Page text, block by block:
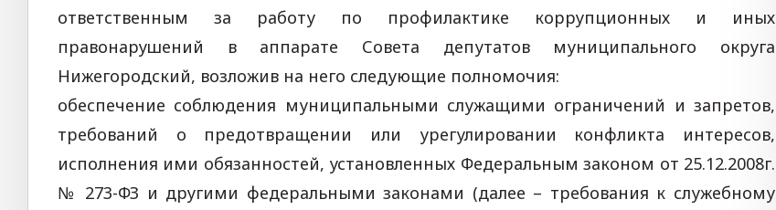
ответственным за работу по профилактике коррупционных и иных
правонарушений в аппарате Совета депутатов муниципального округа
Нижегородский, возложив на него следующие полномочия:
обеспечение соблюдения муниципальными служащими ограничений и запретов,
требований о предотвращении или урегулировании конфликта интересов,
исполнения ими обязанностей, установленных Федеральным законом от 25.12.2008г.
№ 273-ФЗ и другими федеральными законами (далее – требования к служебному